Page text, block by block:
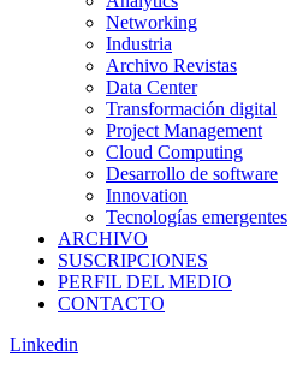
Networking
Industria
Archivo Revistas
Data Center
Transformación digital
Project Management
Cloud Computing
Desarrollo de software
Innovation
Tecnologías emergentes
ARCHIVO
SUSCRIPCIONES
PERFIL DEL MEDIO
CONTACTO
Linkedin